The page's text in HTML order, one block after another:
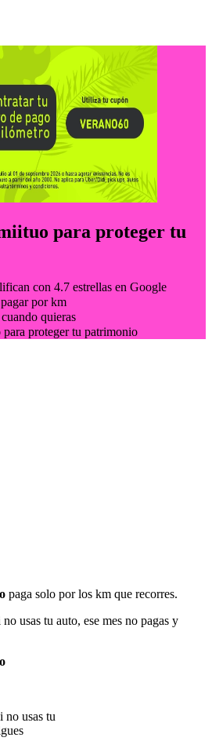
ó
para proteger tu
con 4.7 estrellas en Google
por km
quieras
proteger tu patrimonio
paga solo por los km que recorres.
usas tu auto, ese mes no pagas y
no usas tu